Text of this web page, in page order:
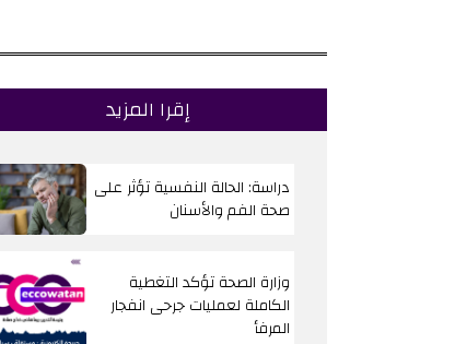
إقرا المزيد
دراسة: الحالة النفسية تؤثر على
صحة الفم والأسنان
وزارة الصحة تؤكد التغطية
الكاملة لعمليات جرحى انفجار
المرفأ